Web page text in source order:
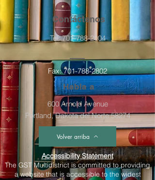
Contáctenos
Tel:701-788-2004
Fax:701-788-2802
Habla a
600 Arnold Avenue
Portland, Dakota del Norte 58274
Volver arriba
Accessibility Statement
The GST Multidistrict is committed to providing
a website that is accessible to the widest